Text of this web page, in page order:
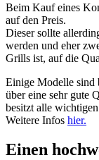
Beim Kauf eines
auf den Preis.
Dieser sollte
werden und eher
Grills ist, auf die
Einige Modelle sind
über eine sehr gute
besitzt alle
Weitere Infos hier.
Einen